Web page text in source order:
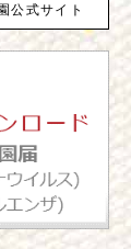
公式サイト